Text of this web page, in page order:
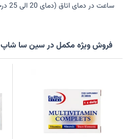
ساعت در دمای اتاق (دمای 20 الی 25 درجه سانتی گراد) نگهداری کرد.
فروش ویژه مکمل در سین سا شاپ